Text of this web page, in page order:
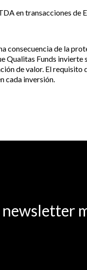
en transacciones
consecuencia de la
Qualitas Funds
de valor. El
cada inversión.